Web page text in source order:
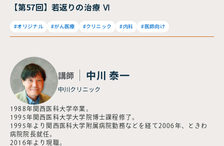
【第57回】若返りの治療 Ⅵ
#オリジナル #がん医療 #クリニック #内科 #医師向け
講師 中川 泰一
中川クリニック
1988年関西医科大学卒業。
1995年関西医科大学大学院博士課程修了。
1995年より関西医科大学附属病院勤務などを経て2006年、ときわ
病院院長就任。
2016年より現職。